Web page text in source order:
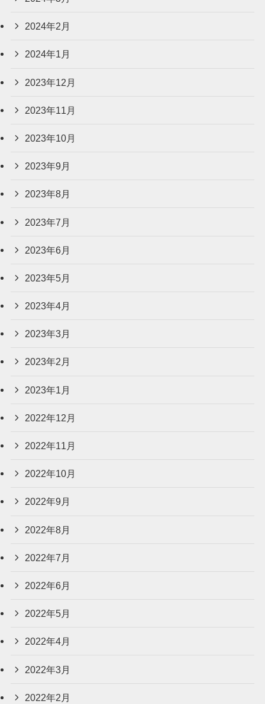
2024年2月
2024年1月
2023年12月
2023年11月
2023年10月
2023年9月
2023年8月
2023年7月
2023年6月
2023年5月
2023年4月
2023年3月
2023年2月
2023年1月
2022年12月
2022年11月
2022年10月
2022年9月
2022年8月
2022年7月
2022年6月
2022年5月
2022年4月
2022年3月
2022年2月